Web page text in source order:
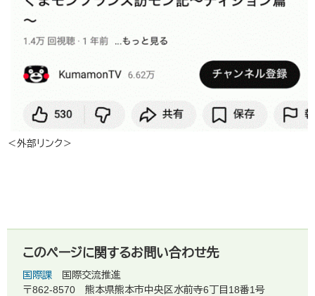
＜外部リンク＞
このページに関するお問い合わせ先
国際課
国際交流推進
〒862-8570
熊本県熊本市中央区水前寺6丁目18番1号